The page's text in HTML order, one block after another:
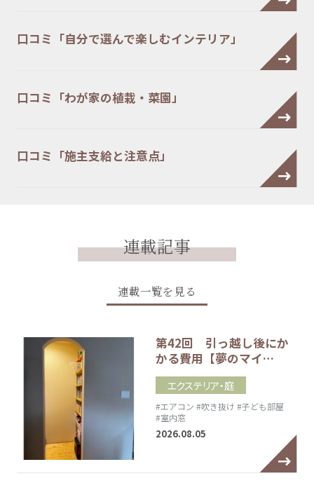
口コミ「自分で選んで楽しむインテリア」
口コミ「わが家の植栽・菜園」
口コミ「施主支給と注意点」
連載記事
連載一覧を見る
第42回 引っ越し後にか
かる費用【夢のマイ…
エクステリア・庭
#エアコン #吹き抜け #子ども部屋
#室内窓
2026.08.05